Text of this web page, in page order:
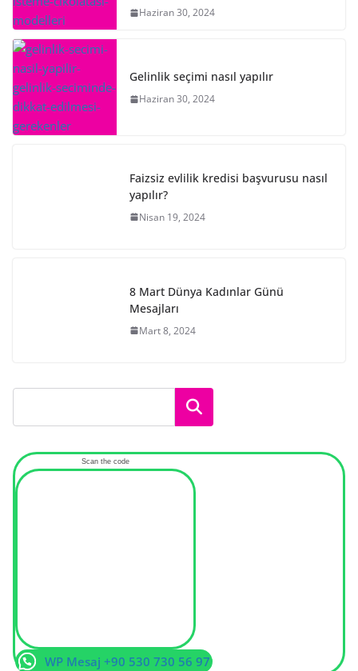
Haziran 30, 2024
Gelinlik seçimi nasıl yapılır
Haziran 30, 2024
Faizsiz evlilik kredisi başvurusu nasıl
yapılır?
Nisan 19, 2024
8 Mart Dünya Kadınlar Günü
Mesajları
Mart 8, 2024
Ara
Scan the code
WP Mesaj +90 530 730 56 97